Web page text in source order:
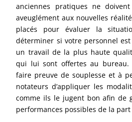
anciennes pratiques ne
aveuglément aux nouvelles
placés pour évaluer la
déterminer si votre personnel
un travail de la plus haute
qui lui sont offertes au bureau.
faire preuve de souplesse et à
notateurs d’appliquer les
comme ils le jugent bon afin de
performances possibles de la